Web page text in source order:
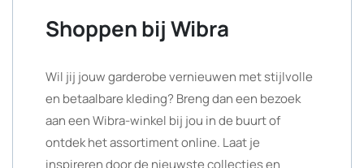
Shoppen bij Wibra
Wil jij jouw garderobe vernieuwen met stijlvolle
en betaalbare kleding? Breng dan een bezoek
aan een Wibra-winkel bij jou in de buurt of
ontdek het assortiment online. Laat je